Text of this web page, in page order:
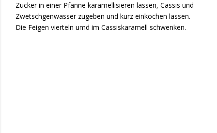
Zucker in einer Pfanne karamellisieren lassen, Cassis und
Zwetschgenwasser zugeben und kurz einkochen lassen.
Die Feigen vierteln umd im Cassiskaramell schwenken.